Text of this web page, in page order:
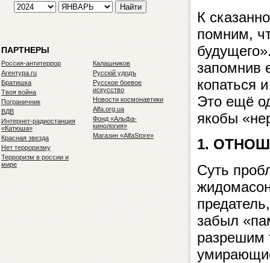
ПАРТНЕРЫ
Россия-антитеррор
Агентура.ru
Братишка
Твоя война
Пограничник
ВДВ
Интернет-радиостанция
«Катюша»
Красная звезда
Нет терроризму
Терроризм в россии и
мире
Калашников
Русскiй удодъ
Русское боевое
искусство
Новости космонавтики
Alfa.org.ua
Фонд «Альфа-
кинология»
Магазин «AlfaStore»
К
помним,
запомнив
копаться
Это ещё
якобы
1.
Суть
забыл
разрешим